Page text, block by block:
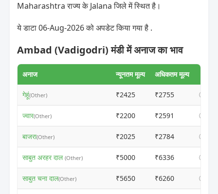
Maharashtra राज्य के Jalana जिले में स्थित है।
ये डाटा 06-Aug-2026 को अपडेट किया गया है .
Ambad (Vadigodri) मंडी में अनाज का भाव
अनाज न्यूनतम मूल्य अधिकतम मूल्य
गेहूं(Other) ₹2425 ₹2755 ⓘ
ज्वार(Other) ₹2200 ₹2591 ⓘ
बाजरा(Other) ₹2025 ₹2784 ⓘ
साबुत अरहर दाल (Other) ₹5000 ₹6336 ⓘ
साबुत चना दाल(Other) ₹5650 ₹6260 ⓘ